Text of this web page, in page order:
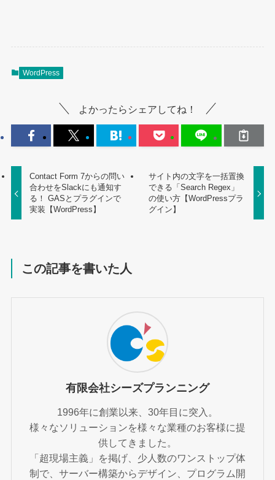
WordPress
よかったらシェアしてね！
Contact Form 7からの問い
合わせをSlackにも通知す
る！ GASとプラグインで
実装【WordPress】
サイト内の文字を一括置換
できる「Search Regex」
の使い方【WordPressプラ
グイン】
この記事を書いた人
有限会社シーズプランニング
1996年に創業以来、30年目に突入。
様々なソリューションを様々な業種のお客様に提
供してきました。
「超現場主義」を掲げ、少人数のワンストップ体
制で、サーバー構築からデザイン、プログラム開